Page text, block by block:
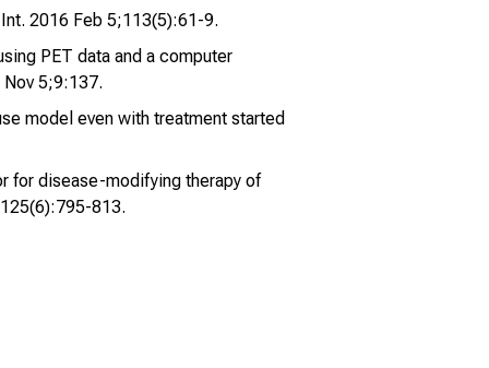
2016 Feb 5;113(5):61-9.
PET data and a computer
5;9:137.
model even with treatment started
for disease-modifying therapy of
813.